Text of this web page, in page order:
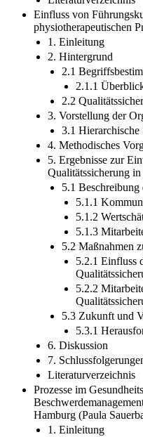
Einfluss von
physiotherapeutischen
1. Einleitung
2. Hintergrund
2.1
2.1.1
2.2
3. Vorstellung der
3.1
4. Methodisches
5. Ergebnisse zur
Qualitätssicherung
5.1
5.1.1
5.1.2
5.1.3
5.2 Maßnahmen
5.2.1 Einfluss
5.2.2
5.3 Zukunft und
5.3.1
6. Diskussion
7.
Literaturverzeichnis
Prozesse im
Hamburg (Paula
1. Einleitung